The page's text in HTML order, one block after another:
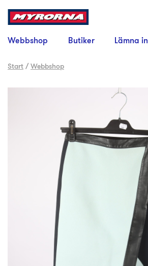
Webbshop Butiker Lämna in
Start /Webbshop